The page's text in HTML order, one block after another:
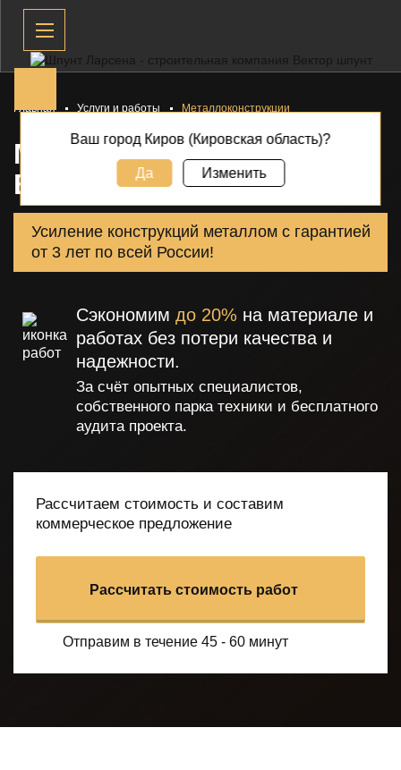
Главная Услуги и работы Металлоконструкции
МЕТАЛЛОКОНСТРУКЦИИ
В
КИРОВЕ
Усиление конструкций металлом с гарантией
от 3 лет по всей России!
Сэкономим до 20% на материале и
работах без потери качества и
надежности.
За счёт опытных специалистов,
собственного паркатехники и бесплатного
аудита проекта.
Рассчитаем стоимость и составим
коммерческое предложение
Рассчитать стоимость работ
Отправим в течение 45 - 60 минут
Ваш город Киров (Кировская область)?
Да Изменить